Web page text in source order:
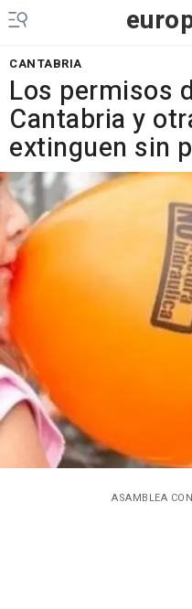
CANTABRIA
Los permisos
Cantabria y
extinguen sin
ASAMBLEA